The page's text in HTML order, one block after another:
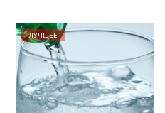
ЛУЧШЕЕ